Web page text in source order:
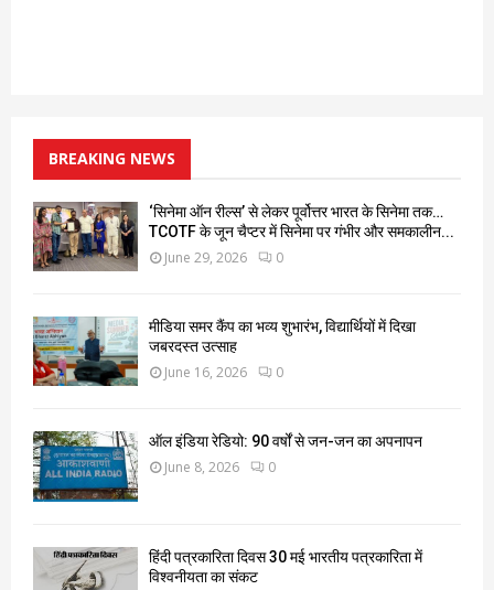
BREAKING NEWS
‘सिनेमा ऑन रील्स’ से लेकर पूर्वोत्तर भारत के सिनेमा तक…
TCOTF के जून चैप्टर में सिनेमा पर गंभीर और समकालीन...
June 29, 2026 0
मीडिया समर कैंप का भव्य शुभारंभ, विद्यार्थियों में दिखा
जबरदस्त उत्साह
June 16, 2026 0
ऑल इंडिया रेडियो: 90 वर्षों से जन-जन का अपनापन
June 8, 2026 0
हिंदी पत्रकारिता दिवस 30 मई भारतीय पत्रकारिता में
विश्वनीयता का संकट